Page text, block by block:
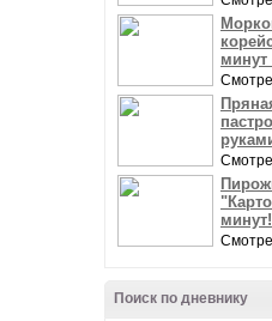
минут
минут!
Поиск по дневнику